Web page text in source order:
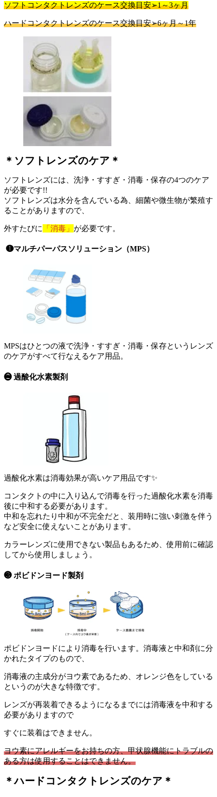
ソフトコンタクトレンズのケース交換目安➢1～3ヶ月
ハードコンタクトレンズのケース交換目安➢6ヶ月～1年
＊ソフトレンズのケア＊
ソフトレンズには、洗浄・すすぎ・消毒・保存の4つのケア
が必要です!!
ソフトレンズは水分を含んでいる為、細菌や微生物が繁殖す
ることがありますので、
外すたびに 「消毒」 が必要です。
❶マルチパーパスソリューション（MPS）
MPSはひとつの液で洗浄・すすぎ・消毒・保存というレンズ
のケアがすべて行なえるケア用品。
❷ 過酸化水素製剤
過酸化水素は消毒効果が高いケア用品です✨
コンタクトの中に入り込んで消毒を行った過酸化水素を消毒
後に中和する必要があります。
中和を忘れたり中和が不完全だと、装用時に強い刺激を伴う
など安全に使えないことがあります。
カラーレンズに使用できない製品もあるため、使用前に確認
してから使用しましょう。
❸ ポビドンヨード製剤
ポビドンヨードにより消毒を行います。消毒液と中和剤に分
かれたタイプのもので、
消毒液の主成分がヨウ素であるため、オレンジ色をしている
というのが大きな特徴です。
レンズが再装着できるようになるまでには消毒液を中和する
必要がありますので
すぐに装着はできません。
ヨウ素にアレルギーをお持ちの方、甲状腺機能にトラブルの
ある方は使用することはできません。
＊ハードコンタクトレンズのケア＊